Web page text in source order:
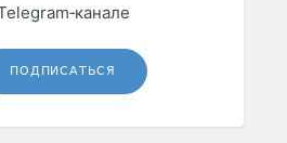
ПОДПИСАТЬСЯ